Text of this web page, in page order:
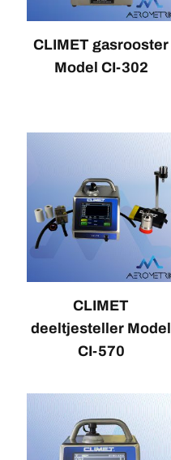
CLIMET gasrooster
Model CI-302
CLIMET
deeltjesteller Model
CI-570